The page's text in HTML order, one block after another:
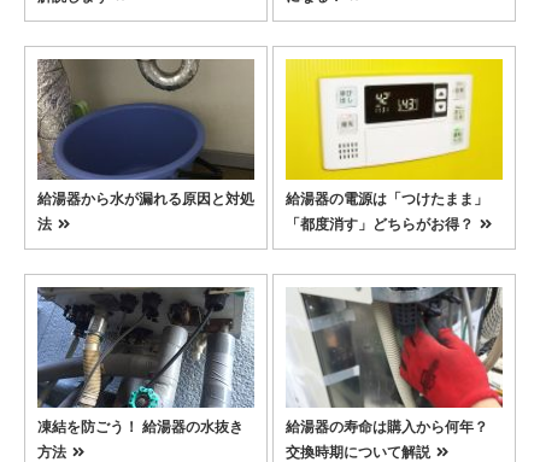
給湯器から水が漏れる原因と対処
法
給湯器の電源は「つけたまま」
「都度消す」どちらがお得？
凍結を防ごう！ 給湯器の水抜き
方法
給湯器の寿命は購入から何年？
交換時期について解説